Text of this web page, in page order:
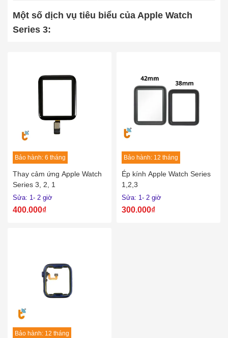
Một số dịch vụ tiêu biểu của Apple Watch
Series 3:
Bảo hành: 6 tháng
Thay cảm ứng Apple Watch
Series 3, 2, 1
Sửa: 1- 2 giờ
400.000₫
Bảo hành: 12 tháng
Ép kính Apple Watch Series
1,2,3
Sửa: 1- 2 giờ
300.000₫
Bảo hành: 12 tháng